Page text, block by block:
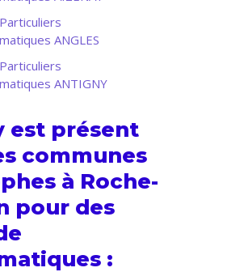
ANGLES
ANTIGNY
est présent
communes
à Roche-
pour des
: